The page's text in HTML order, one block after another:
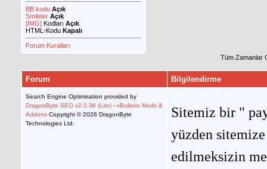
BB kodu Açık
Smileler Açık
[IMG] Kodları Açık
HTML-Kodu Kapalı
Forum Kuralları
Tüm Zamanlar
Forum Bilgilendirme
Search Engine Optimisation provided by
DragonByte SEO v2.0.36 (Lite) - vBulletin Mods &
Addons Copyright © 2026 DragonByte
Technologies Ltd.
Sitemiz bir "
yüzden
edilmeksizin